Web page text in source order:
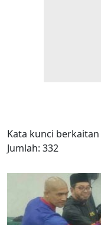
Kata kunci berkaitan
Jumlah: 332